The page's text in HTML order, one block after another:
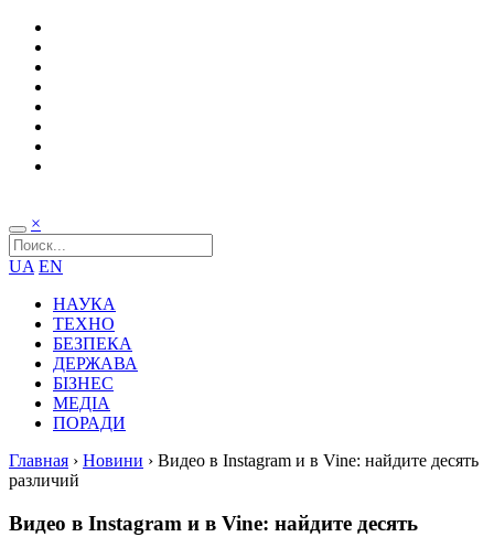
×
UA EN
НАУКА
ТЕХНО
БЕЗПЕКА
ДЕРЖАВА
БІЗНЕС
МЕДІА
ПОРАДИ
Главная › Новини › Видео в Instagram и в Vine: найдите десять
различий
Видео в Instagram и в Vine: найдите десять